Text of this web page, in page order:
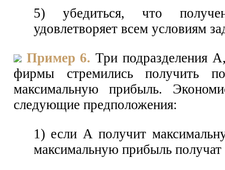
5) убедиться, что
удовлетворяет всем условиям
Пример 6. Три подразделения
фирмы стремились получить
максимальную прибыль.
следующие предположения:
1) если А получит
максимальную прибыль